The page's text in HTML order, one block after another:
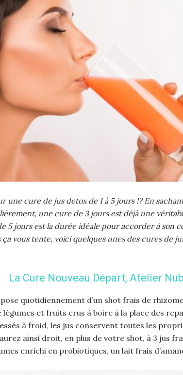
une cure de jus detox de 1 à 5 jours !? En
une cure de 3 jours est déjà une
5 jours est la durée idéale pour accorder à son
vous tente, voici quelques unes des cures de
La Cure Nouveau Départ, Atelier
quotidiennement d’un shot frais de
et fruits crus à boire à la place des
à froid, les jus conservent toutes les
ainsi droit, en plus de votre shot, à 3 jus
enrichi en probiotiques, un lait frais